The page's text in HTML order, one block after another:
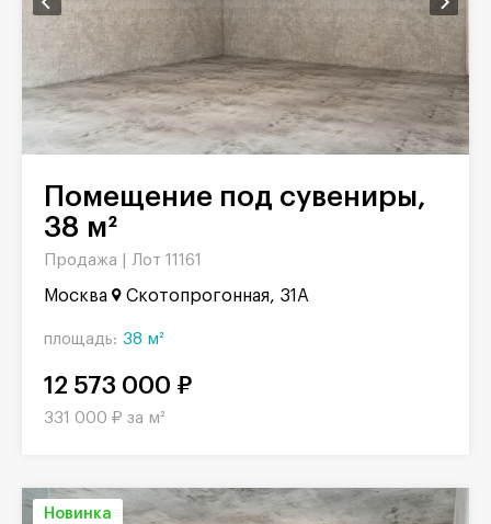
Помещение под сувениры,
38 м²
Продажа | Лот 11161
Москва Скотопрогонная, 31А
площадь: 38 м²
12 573 000 ₽
331 000 ₽ за м²
Новинка